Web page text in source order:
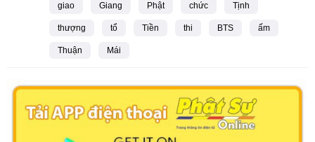
giao Giang Phật chức Tịnh
thượng tổ Tiền thi BTS ấm
Thuận Mái